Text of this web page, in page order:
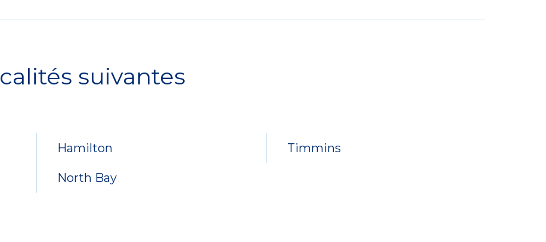
suivantes
Hamilton
North Bay
Timmins